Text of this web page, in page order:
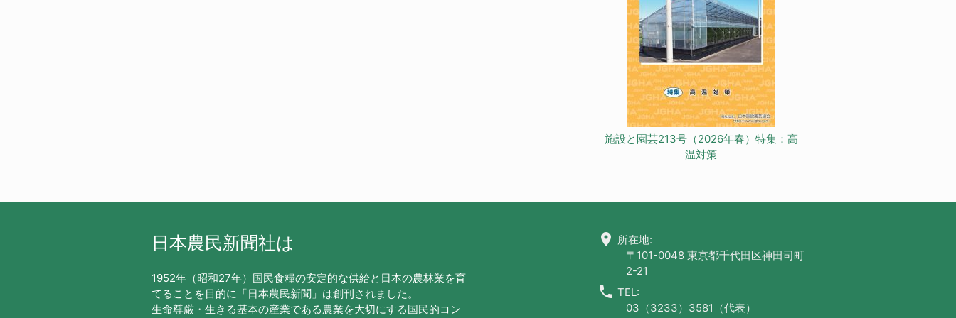
施設と園芸213号（2026年春）特集：高
温対策
日本農民新聞社は
1952年（昭和27年）国民食糧の安定的な供給と日本の農林業を育
てることを目的に「日本農民新聞」は創刊されました。
生命尊厳・生きる基本の産業である農業を大切にする国民的コン
location_on 所在地:
〒101-0048 東京都千代田区神田司町
2-21
call TEL:
03（3233）3581（代表）